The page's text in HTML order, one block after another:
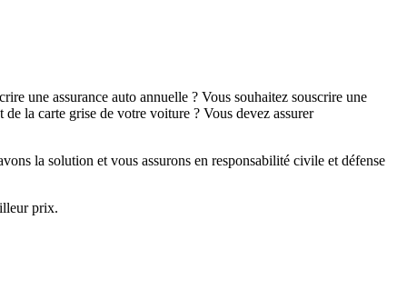
une assurance auto annuelle ? Vous souhaitez souscrire une
la carte grise de votre voiture ? Vous devez assurer
la solution et vous assurons en responsabilité civile et défense
prix.